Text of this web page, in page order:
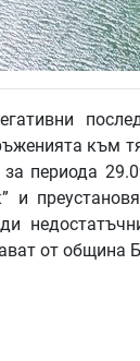
към
периода
и
от община